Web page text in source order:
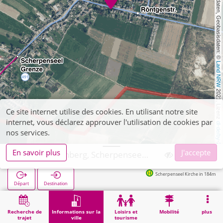
, Kartendaten, Geobasisdaten: ©
Land NRW
2021, Lizenz
dl-de/by-2-0
Recherche de
trajet
Informations sur la
ville
Loisirs et
tourisme
Mobilité plus
Départ Destination
Scherpenseel Kirche in 184m
Démarrage Informations sur la ville Übach-Palenberg, Scherpenseel Friedhof
Ce site internet utilise des cookies. En utilisant notre site
internet, vous déclarez approuver l'utilisation de cookies par
nos services.
En savoir plus
J'accepte